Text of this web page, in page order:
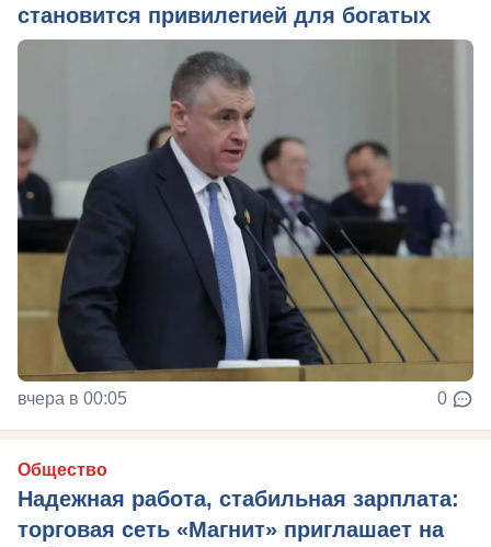
становится привилегией для богатых
вчера в 00:05 0
Общество
Надежная работа, стабильная зарплата:
торговая сеть «Магнит» приглашает на